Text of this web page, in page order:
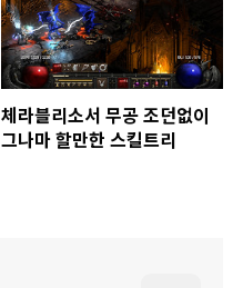
체라블리소서 무공 조던없이
그나마 할만한 스킬트리